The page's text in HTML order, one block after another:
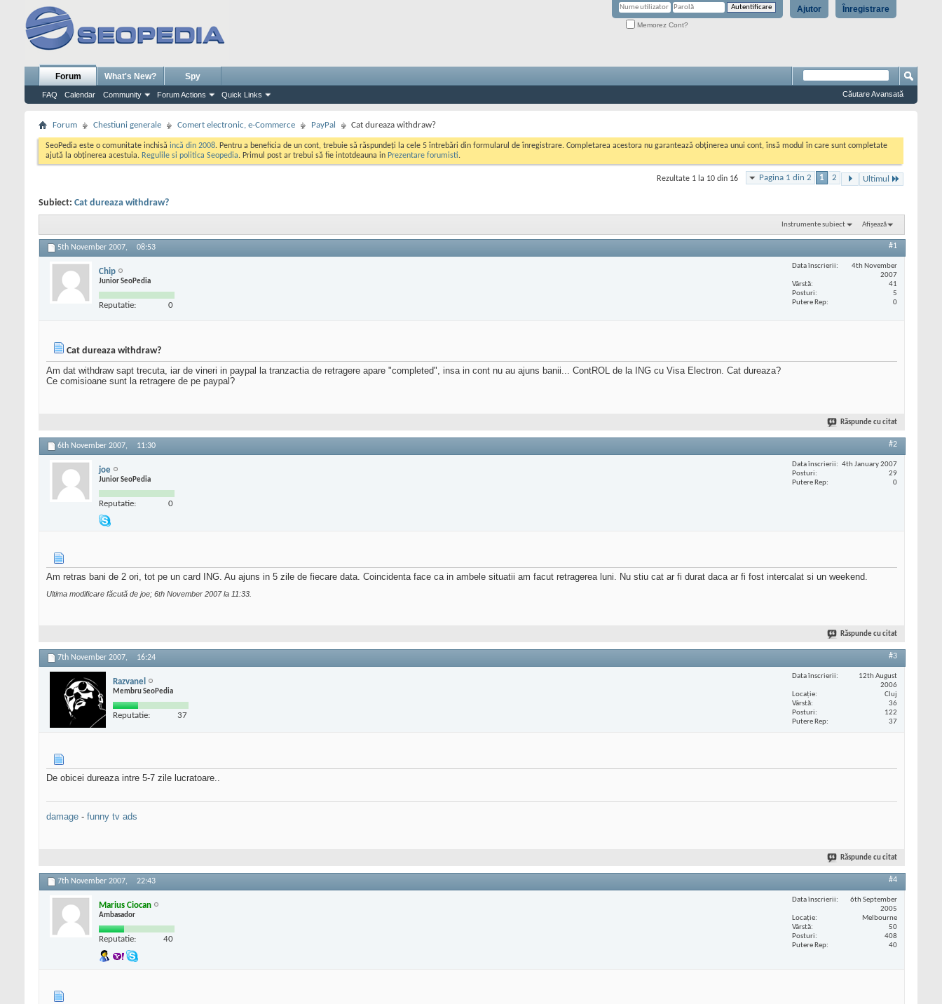
Înregistrare
Ajutor
Memorez Cont?
Forum
FAQ Calendar Community Forum Actions Quick Links
What's New? Spy
Căutare Avansată
Forum Chestiuni generale Comert electronic, e-Commerce PayPal Cat dureaza withdraw?
SeoPedia este o comunitate inchisă incă din 2008. Pentru a beneficia de un cont, trebuie să răspundeți la cele 5 întrebări din formularul de înregistrare. Completarea acestora nu garantează obținerea unui cont, însă modul în care sunt completate
ajută la obținerea acestuia. Regulile si politica Seopedia. Primul post ar trebui să fie intotdeauna in Prezentare forumisti.
Pagina 1 din 2 1 2 Ultimul
Rezultate 1 la 10 din 16
Subiect: Cat dureaza withdraw?
Instrumente subiect Afișează
5th November 2007, 08:53 #1
Chip
Junior SeoPedia
Reputatie: 0
Data înscrierii
4th November
2007
Vârstă
41
Posturi
5
Putere Rep
0
Cat dureaza withdraw?
Am dat withdraw sapt trecuta, iar de vineri in paypal la tranzactia de retragere apare "completed", insa in cont nu au ajuns banii... ContROL de la ING cu Visa Electron. Cat dureaza?
Ce comisioane sunt la retragere de pe paypal?
Răspunde cu citat
6th November 2007, 11:30 #2
joe
Junior SeoPedia
Reputatie: 0
Data înscrierii
4th January 2007
Posturi
29
Putere Rep
0
Am retras bani de 2 ori, tot pe un card ING. Au ajuns in 5 zile de fiecare data. Coincidenta face ca in ambele situatii am facut retragerea luni. Nu stiu cat ar fi durat daca ar fi fost intercalat si un weekend.
Ultima modificare făcută de joe; 6th November 2007 la 11:33
Răspunde cu citat
7th November 2007, 16:24 #3
Razvanel
Membru SeoPedia
Reputatie: 37
Data înscrierii
12th August
2006
Locaţie
Cluj
Vârstă
36
Posturi
122
Putere Rep
37
De obicei dureaza intre 5-7 zile lucratoare..
damage - funny tv ads
Răspunde cu citat
7th November 2007, 22:43 #4
Marius Ciocan
Ambasador
Reputatie: 40
Data înscrierii
6th September
2005
Locaţie
Melbourne
Vârstă
50
Posturi
408
Putere Rep
40